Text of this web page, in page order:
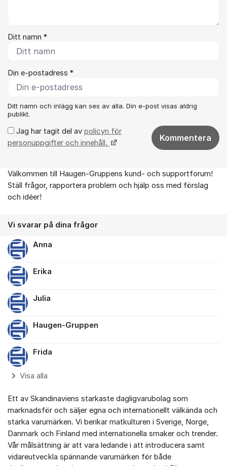
Ditt namn *
Din e-postadress *
Ditt namn och inlägg kan ses av alla. Din e-post visas aldrig
publikt.
Jag har tagit del av policyn för
personuppgifter och innehåll.
Kommentera
Om forumet
Välkommen till Haugen-Gruppens kund- och supportforum!
Ställ frågor, rapportera problem och hjälp oss med förslag
och idéer!
Vi svarar på dina frågor
Anna
Erika
Julia
Haugen-Gruppen
Frida
Visa alla
Ett av Skandinaviens starkaste dagligvarubolag som
marknadsför och säljer egna och internationellt välkända och
starka varumärken. Vi berikar matkulturen i Sverige, Norge,
Danmark och Finland med internationella smaker och trender.
Vår målsättning är att vara ledande i att introducera samt
vidareutveckla spännande varumärken för både